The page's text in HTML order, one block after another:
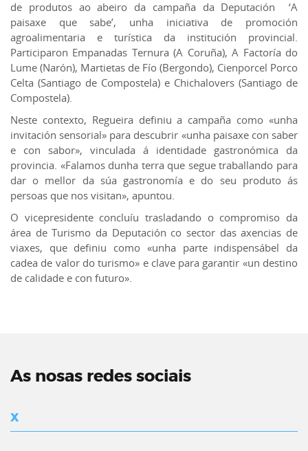
de produtos ao abeiro da campaña da Deputación ‘A
paisaxe que sabe’, unha iniciativa de promoción
agroalimentaria e turística da institución provincial.
Participaron Empanadas Ternura (A Coruña), A Factoría do
Lume (Narón), Martietas de Fío (Bergondo), Cienporcel Porco
Celta (Santiago de Compostela) e Chichalovers (Santiago de
Compostela).
Neste contexto, Regueira definiu a campaña como «unha
invitación sensorial» para descubrir «unha paisaxe con saber
e con sabor», vinculada á identidade gastronómica da
provincia. «Falamos dunha terra que segue traballando para
dar o mellor da súa gastronomía e do seu produto ás
persoas que nos visitan», apuntou.
O vicepresidente concluíu trasladando o compromiso da
área de Turismo da Deputación co sector das axencias de
viaxes, que definiu como «unha parte indispensábel da
cadea de valor do turismo» e clave para garantir «un destino
de calidade e con futuro».
As nosas redes sociais
X